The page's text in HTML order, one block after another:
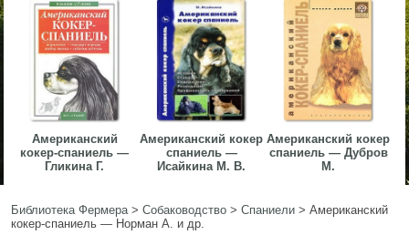
Американский
кокер-спаниель —
Гликина Г.
Американский кокер
спаниель —
Исайкина М. В.
Американский кокер
спаниель — Дубров
М.
Библиотека Фермера>Собаководство >Спаниели >Американский
кокер-спаниель — Норман А. и др.
▼